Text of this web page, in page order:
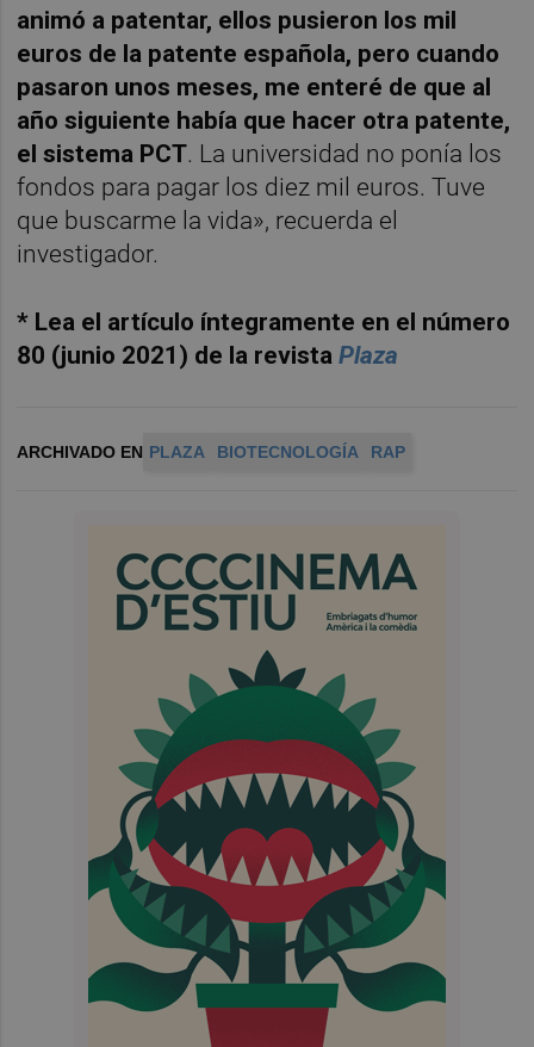
animó a patentar, ellos pusieron los mil
euros de la patente española, pero cuando
pasaron unos meses, me enteré de que al
año siguiente había que hacer otra patente,
el sistema PCT. La universidad no ponía los
fondos para pagar los diez mil euros. Tuve
que buscarme la vida», recuerda el
investigador.
* Lea el artículo íntegramente en el número
80 (junio 2021) de la revistaPlaza
ARCHIVADO EN PLAZA BIOTECNOLOGÍA RAP